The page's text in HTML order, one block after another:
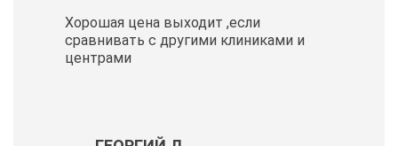
Хорошая цена выходит ,если
сравнивать с другими клиниками и
центрами